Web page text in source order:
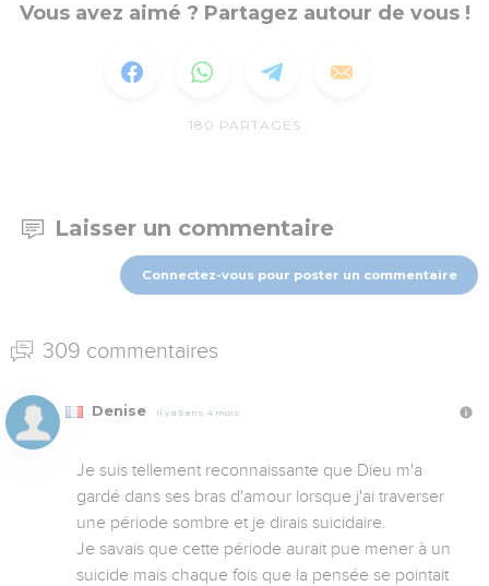
Vous avez aimé ? Partagez autour de vous !
180 PARTAGES
Laisser un commentaire
Connectez-vous pour poster un commentaire
309 commentaires
Denise Il y a 5 ans, 4 mois
Je suis tellement reconnaissante que Dieu m'a
gardé dans ses bras d'amour lorsque j'ai traverser
une période sombre et je dirais suicidaire.
Je savais que cette période aurait pue mener à un
suicide mais chaque fois que la pensée se pointait